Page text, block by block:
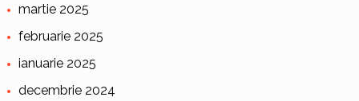
martie 2025
februarie 2025
ianuarie 2025
decembrie 2024